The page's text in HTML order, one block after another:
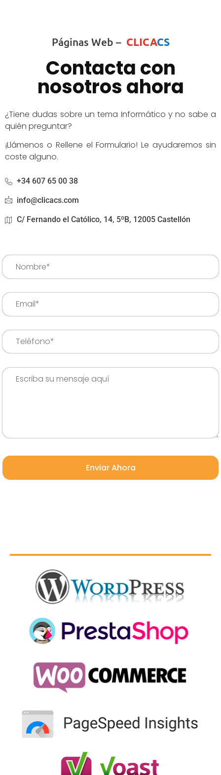
Páginas Web – CLICACS
Contacta con
nosotros ahora
¿Tiene dudas sobre un tema Informático y no sabe a
quién preguntar?
¡Llámenos o Rellene el Formulario! Le ayudaremos sin
coste alguno.
+34 607 65 00 38
info@clicacs.com
C/ Fernando el Católico, 14, 5ºB, 12005 Castellón